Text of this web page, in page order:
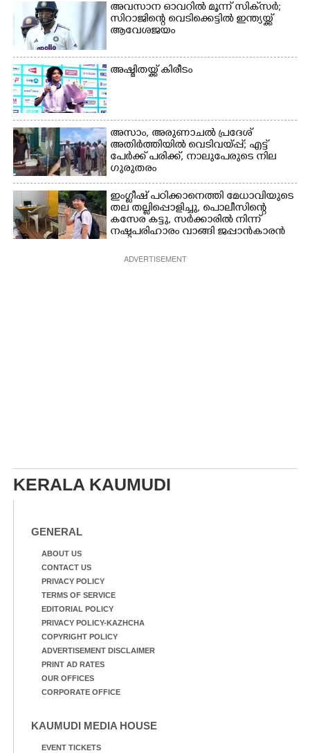
അവസാന ഓവറിൽ മൂന്ന് സിക്‌സർ;
സിറാജിന്റെ വെടിക്കെട്ടിൽ ഇന്ത്യയ്ക്ക്
ആവേശജയം
അഷ്മിതയ്ക്ക് കിരീടം
അസാം, അരുണാചൽ പ്രദേശ്
അതിർത്തിയിൽ വെടിവയ്പ്പ്; എട്ട്
പേർക്ക് പരിക്ക്, നാലുപേരുടെ നില
ഗുരുതരം
ഇംഗ്ളീഷ് പഠിക്കാനെത്തി മേധാവിയുടെ
തല തല്ലിപ്പൊളിച്ചു, പൊലീസിന്റെ
കസേര കട്ടു, സർക്കാരിൽ നിന്ന്
നഷ്ടപരിഹാരം വാങ്ങി ജപ്പാൻകാരൻ
ADVERTISEMENT
KERALA KAUMUDI
GENERAL
ABOUT US
CONTACT US
PRIVACY POLICY
TERMS OF SERVICE
EDITORIAL POLICY
PRIVACY POLICY-KAZHCHA
COPYRIGHT POLICY
ADVERTISEMENT DISCLAIMER
PRINT AD RATES
OUR OFFICES
CORPORATE OFFICE
KAUMUDI MEDIA HOUSE
EVENT TICKETS